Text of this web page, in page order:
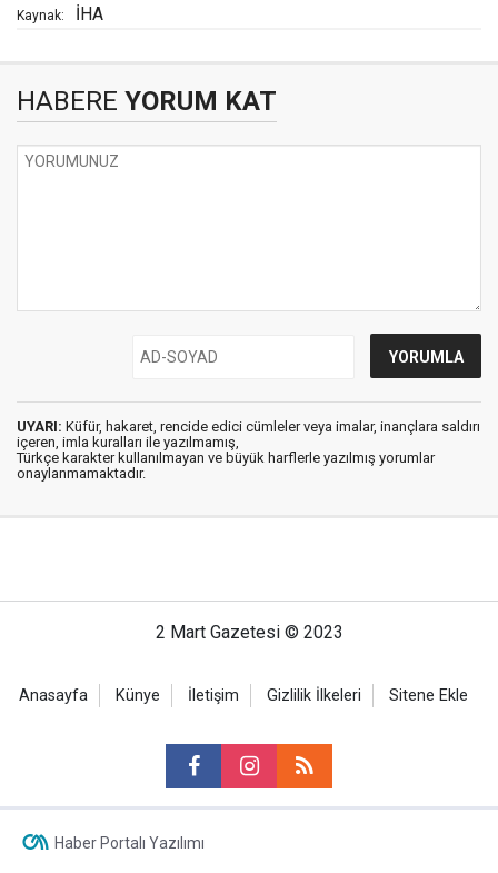
Kaynak: İHA
HABERE YORUM KAT
UYARI: Küfür, hakaret, rencide edici cümleler veya imalar, inançlara saldırı
içeren, imla kuralları ile yazılmamış,
Türkçe karakter kullanılmayan ve büyük harflerle yazılmış yorumlar
onaylanmamaktadır.
2 Mart Gazetesi © 2023
Anasayfa Künye İletişim Gizlilik İlkeleri Sitene Ekle
Haber Portalı Yazılımı